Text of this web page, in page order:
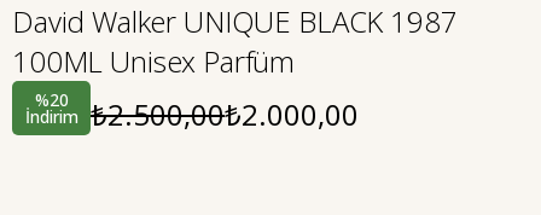
David Walker UNIQUE BLACK 1987
100ML Unisex Parfüm
%20
İndirim ₺2.500,00₺2.000,00